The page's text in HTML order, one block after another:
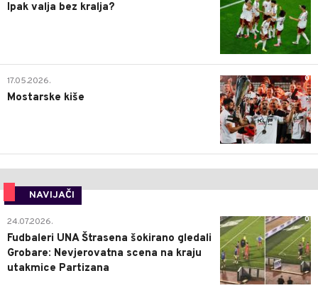
Ipak valja bez kralja?
0
17.05.2026.
Mostarske kiše
NAVIJAČI
0
24.07.2026.
Fudbaleri UNA Štrasena šokirano gledali
Grobare: Nevjerovatna scena na kraju
utakmice Partizana